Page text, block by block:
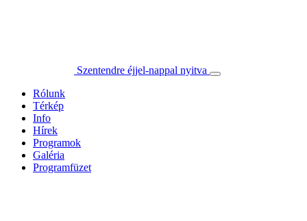
Szentendre éjjel-nappal nyitva
Rólunk
Térkép
Info
Hírek
Programok
Galéria
Programfüzet